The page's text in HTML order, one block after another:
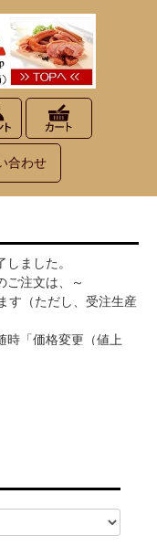
合わせ
ました。
ご注文は、～
す（ただし、受注生産
時「価格変更（値上
円お買い上げごとに1
円（税込）以上ご購
を同梱された場合な